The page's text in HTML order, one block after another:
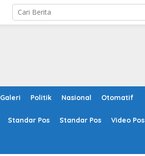
Galeri Politik Nasional Otomatif
Standar Pos Standar Pos Video Pos